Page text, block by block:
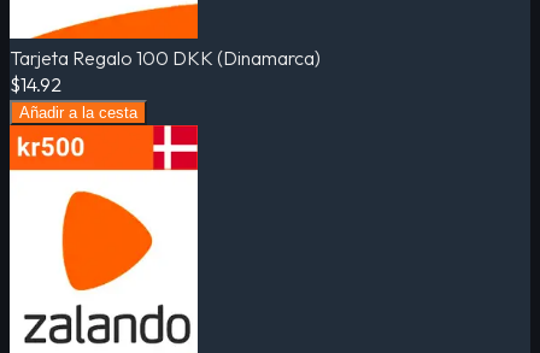
Tarjeta Regalo 100 DKK (Dinamarca)
$14.92
Añadir a la cesta